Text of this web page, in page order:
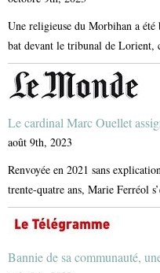
Une religieuse du Morbihan a
bat devant le tribunal de Lorient,
Le cardinal Marc Ouellet
août 9th, 2023
Renvoyée en 2021 sans
trente-quatre ans, Marie Ferréol
Bannie de sa communauté,